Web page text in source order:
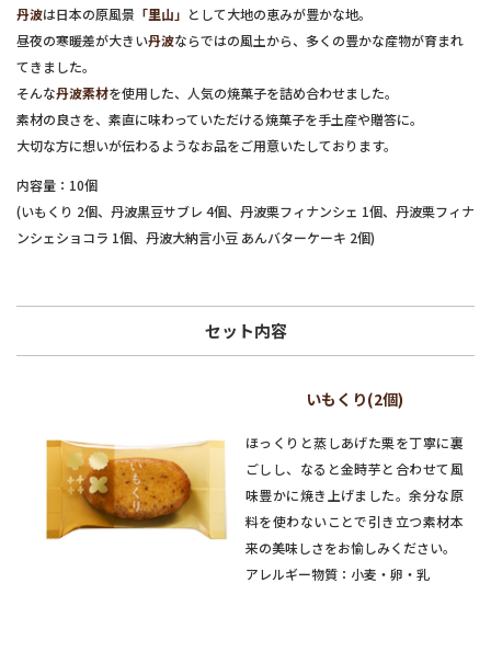
丹波は日本の原風景 「里山」 として大地の恵みが豊かな地。
昼夜の寒暖差が大きい丹波ならではの風土から、多くの豊かな産物が育まれ
てきました。
そんな丹波素材を使用した、人気の焼菓子を詰め合わせました。
素材の良さを、素直に味わっていただける焼菓子を手土産や贈答に。
大切な方に想いが伝わるようなお品をご用意いたしております。
内容量：10個
(いもくり 2個、丹波黒豆サブレ 4個、丹波栗フィナンシェ 1個、丹波栗フィナ
ンシェショコラ 1個、丹波大納言小豆 あんバターケーキ 2個)
セット内容
いもくり(2個)
ほっくりと蒸しあげた栗を丁寧に裏
ごしし、なると金時芋と合わせて風
味豊かに焼き上げました。余分な原
料を使わないことで引き立つ素材本
来の美味しさをお愉しみください。
アレルギー物質：小麦・卵・乳